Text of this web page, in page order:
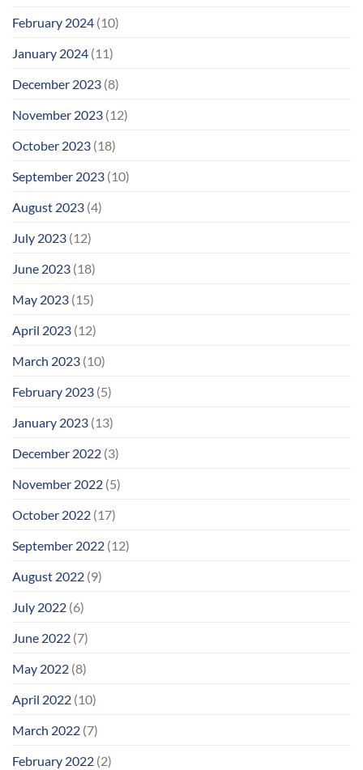
February 2024 (10)
January 2024 (11)
December 2023 (8)
November 2023 (12)
October 2023 (18)
September 2023 (10)
August 2023 (4)
July 2023 (12)
June 2023 (18)
May 2023 (15)
April 2023 (12)
March 2023 (10)
February 2023 (5)
January 2023 (13)
December 2022 (3)
November 2022 (5)
October 2022 (17)
September 2022 (12)
August 2022 (9)
July 2022 (6)
June 2022 (7)
May 2022 (8)
April 2022 (10)
March 2022 (7)
February 2022 (2)